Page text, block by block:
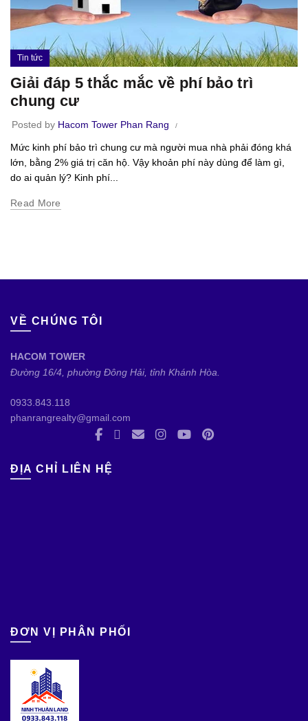
Tin tức
Giải đáp 5 thắc mắc về phí bảo trì
chung cư
Posted by Hacom Tower Phan Rang
Mức kinh phí bảo trì chung cư mà người mua nhà phải đóng khá
lớn, bằng 2% giá trị căn hộ. Vậy khoản phí này dùng để làm gì,
do ai quản lý? Kinh phí...
Read More
VỀ CHÚNG TÔI
HACOM TOWER
Đường 16/4, phường Đông Hải, tỉnh Khánh Hòa.
0933.843.118
phanrangrealty@gmail.com
ĐỊA CHỈ LIÊN HỆ
ĐƠN VỊ PHÂN PHỐI